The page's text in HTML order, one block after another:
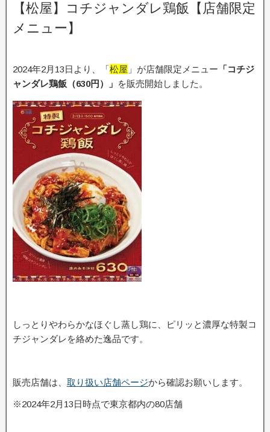
【松屋】コチジャンダレ鶏飯【店舗限定
メニュー】
2024年2月13日より、「松屋 」が店舗限定メニュー 「コチジ
ャンダレ鶏飯（630円）」 を販売開始しました。
しっとりやわらかなほぐし蒸し鶏に、ピリッと濃厚な特製コ
チジャンダレを絡めた逸品です。
販売店舗は、 取り扱い店舗ページから確認お願いします。
※2024年2月13日時点で東京都内の80店舗